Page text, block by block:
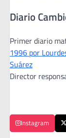
Diario
Primer diario
1996 por
Suárez
Director
Instagram